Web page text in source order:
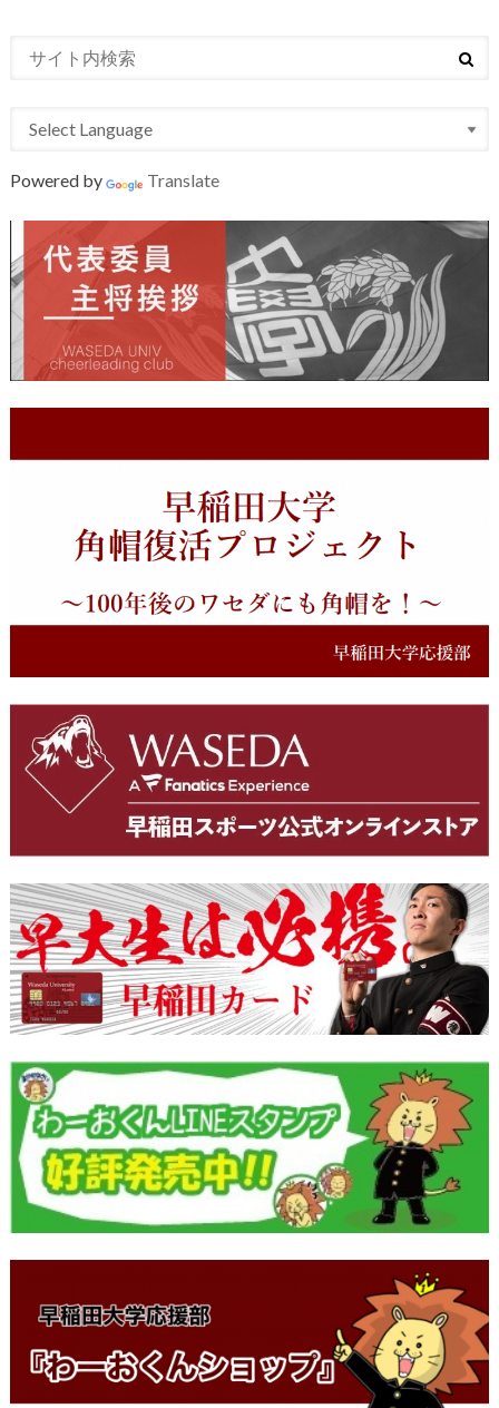
Powered by Translate